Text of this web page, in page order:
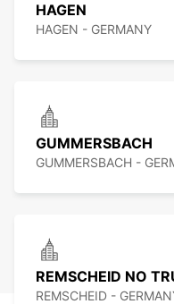
HAGEN
HAGEN - GERMANY
GUMMERSBACH
GUMMERSBACH -
REMSCHEID NO
REMSCHEID -